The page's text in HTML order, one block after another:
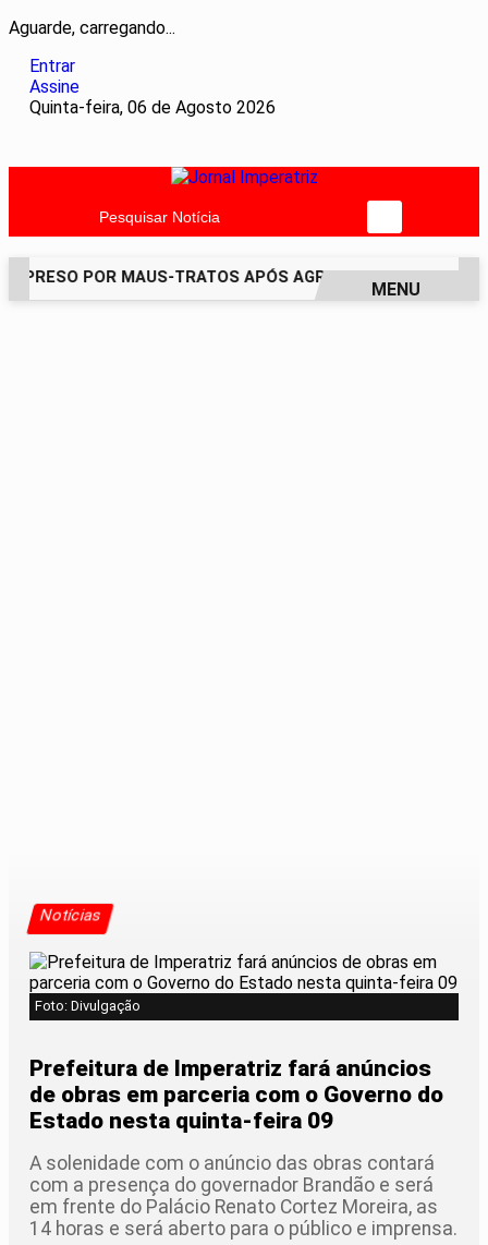
Aguarde, carregando...
Entrar
Assine
Quinta-feira, 06 de Agosto 2026
Pesquisar Notícia
PRESO POR MAUS-TRATOS APÓS AGREDIR GRAVEMENTE
MENU
Notícias
Foto: Divulgação
Prefeitura de Imperatriz fará anúncios
de obras em parceria com o Governo do
Estado nesta quinta-feira 09
A solenidade com o anúncio das obras contará
com a presença do governador Brandão e será
em frente do Palácio Renato Cortez Moreira, as
14 horas e será aberto para o público e imprensa.